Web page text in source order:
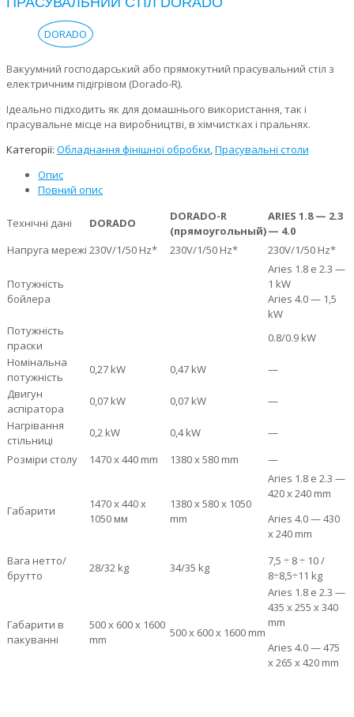
DORADO
Вакуумний господарський або прямокутний прасувальний стіл з
електричним підігрівом (Dorado-R).
Ідеально підходить як для домашнього використання, так і
прасувальне місце на виробництві, в хімчистках і пральнях.
Категорії: Обладнання фінішної обробки,Прасувальні столи
Опис
Повний опис
Технічні дані DORADO
DORADO-R
(прямоугольный)
ARIES 1.8 — 2.3
— 4.0
Напруга мережі 230V/1/50 Hz* 230V/1/50 Hz* 230V/1/50 Hz*
Потужність
бойлера
Aries 1.8 e 2.3 —
1 kW
Aries 4.0 — 1,5
kW
Потужність
праски
0.8/0.9 kW
Номінальна
потужність
0,27 kW 0,47 kW
—
Двигун
аспіратора
0,07 kW 0,07 kW
—
Нагрівання
стільниці
0,2 kW 0,4 kW
—
Розміри столу
1470 х 440 mm 1380 х 580 mm —
Габарити
1470 х 440 х
1050 мм
1380 х 580 х 1050
mm
Aries 1.8 e 2.3 —
420 x 240 mm
Aries 4.0 — 430
х 240 mm
Вага нетто/
брутто
28/32 kg 34/35 kg
7,5 ÷ 8 ÷ 10 /
8÷8,5÷11 kg
Габарити в
пакуванні
500 х 600 х 1600
mm
500 х 600 х 1600 mm
Aries 1.8 e 2.3 —
435 х 255 х 340
mm
Aries 4.0 — 475
х 265 х 420 mm